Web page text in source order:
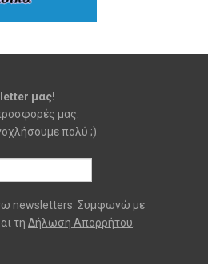
μας!
μας.
πολύ ;)
newsletters. Συμφωνώ με
τη Δήλωση Απορρήτου.